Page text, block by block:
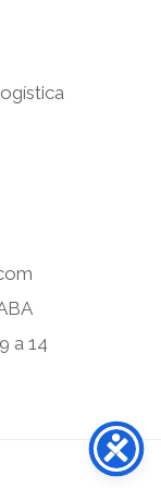
a 14